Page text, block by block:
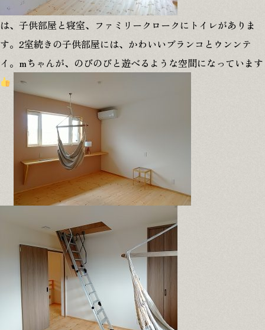
は、子供部屋と寝室、ファミリークロークにトイレがありま
す。2室続きの子供部屋には、かわいいブランコとウンンテ
イ。mちゃんが、のびのびと遊べるような空間になっています